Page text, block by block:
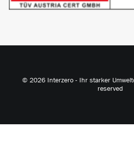
© 2026 Interzero - Ihr starker
reserved